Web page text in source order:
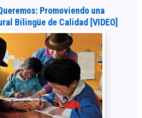
Promoviendo una
Bilingüe de Calidad [VIDEO]